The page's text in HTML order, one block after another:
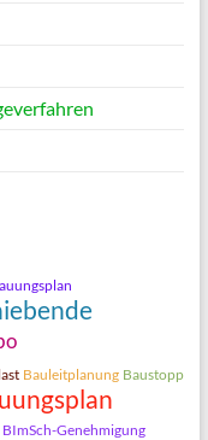
Bauleitplanung Baustopp
BImSch-Genehmigung